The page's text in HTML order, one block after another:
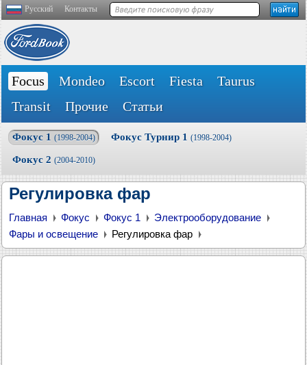
Русский Контакты
Focus Mondeo Escort Fiesta
Taurus
Transit
Прочие Статьи
Фокус 1 (1998-2004) Фокус Турнир 1 (1998-2004)
Фокус 2 (2004-2010)
Регулировка фар
Главная Фокус Фокус 1
Электрооборудование
Фары и освещение
Регулировка фар